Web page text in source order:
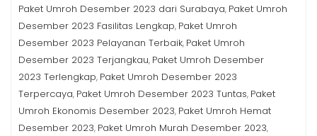
Paket Umroh Desember 2023 dari Surabaya, Paket Umroh
Desember 2023 Fasilitas Lengkap, Paket Umroh
Desember 2023 Pelayanan Terbaik, Paket Umroh
Desember 2023 Terjangkau, Paket Umroh Desember
2023 Terlengkap, Paket Umroh Desember 2023
Terpercaya, Paket Umroh Desember 2023 Tuntas, Paket
Umroh Ekonomis Desember 2023, Paket Umroh Hemat
Desember 2023, Paket Umroh Murah Desember 2023,